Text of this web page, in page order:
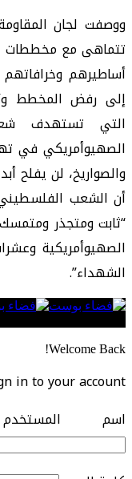
ووصفت لجان
تتماهى مع مخططات
أساطيرهم
إلى رفض المخطط
التي تستهدف
الصهيوأمريكي في
والصواريخ، لن يفلح
أن الشعب
“ثابت ومتجذر ومتمسك
الصهيوأمريكية
الشهداء”.
Welcome Back!
in to your account
اسم